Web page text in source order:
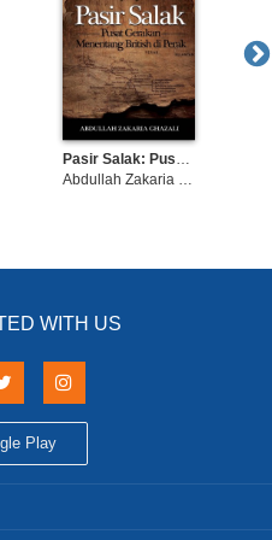
Pasir Salak: Pusat Gerakan Menentang British di Perak
Abdullah Zakaria Ghazali
WITH US
Play